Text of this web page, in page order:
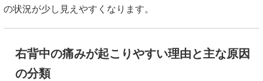
の状況が少し見えやすくなります。
右背中の痛みが起こりやすい理由と主な原因
の分類